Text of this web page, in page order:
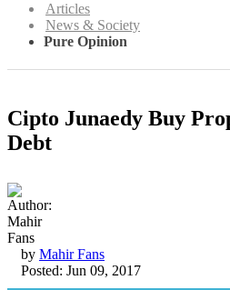
Articles
News & Society
Pure Opinion
Cipto Junaedy Buy
Debt
by Mahir Fans
Posted: Jun 09, 2017